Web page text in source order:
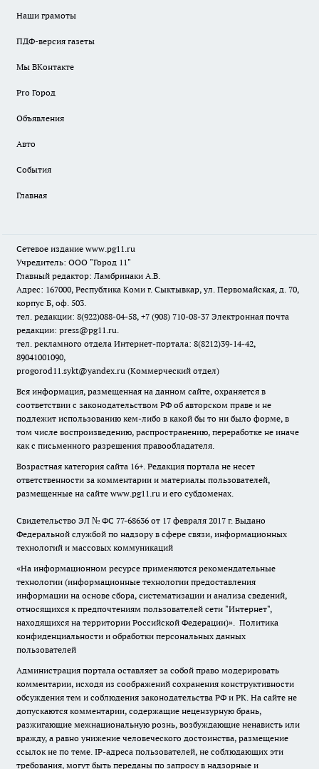
Наши грамоты
ПДФ-версия газеты
Мы ВКонтакте
Pro Город
Объявления
Авто
События
Главная
Сетевое издание www.pg11.ru
Учредитель: ООО "Город 11"
Главный редактор: Ламбринаки А.В.
Адрес: 167000, Республика Коми г. Сыктывкар, ул. Первомайская, д. 70,
корпус Б, оф. 503.
тел. редакции: 8(922)088-04-58, +7 (908) 710-08-37 Электронная почта
редакции: press@pg11.ru.
тел. рекламного отдела Интернет-портала: 8(8212)39-14-42,
89041001090,
progorod11.sykt@yandex.ru (Коммерческий отдел)
Вся информация, размещенная на данном сайте, охраняется в
соответствии с законодательством РФ об авторском праве и не
подлежит использованию кем-либо в какой бы то ни было форме, в
том числе воспроизведению, распространению, переработке не иначе
как с письменного разрешения правообладателя.
Возрастная категория сайта 16+. Редакция портала не несет
ответственности за комментарии и материалы пользователей,
размещенные на сайте www.pg11.ru и его субдоменах.
Свидетельство ЭЛ № ФС 77-68636 от 17 февраля 2017 г. Выдано
Федеральной службой по надзору в сфере связи, информационных
технологий и массовых коммуникаций
«На информационном ресурсе применяются рекомендательные
технологии (информационные технологии предоставления
информации на основе сбора, систематизации и анализа сведений,
относящихся к предпочтениям пользователей сети "Интернет",
находящихся на территории Российской Федерации)». Политика
конфиденциальности и обработки персональных данных
пользователей
Администрация портала оставляет за собой право модерировать
комментарии, исходя из соображений сохранения конструктивности
обсуждения тем и соблюдения законодательства РФ и РК. На сайте не
допускаются комментарии, содержащие нецензурную брань,
разжигающие межнациональную рознь, возбуждающие ненависть или
вражду, а равно унижение человеческого достоинства, размещение
ссылок не по теме. IP-адреса пользователей, не соблюдающих эти
требования, могут быть переданы по запросу в надзорные и